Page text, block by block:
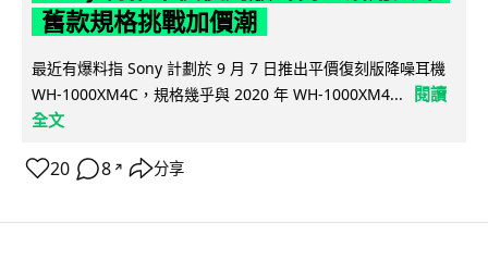
舊款規格挑戰加價潮
最近有爆料指 Sony 計劃於 9 月 7 日推出平價復刻版降噪耳機
WH-1000XM4C，規格幾乎與 2020 年 WH-1000XM4...
閱讀
全文
20 8 ↗ 分享